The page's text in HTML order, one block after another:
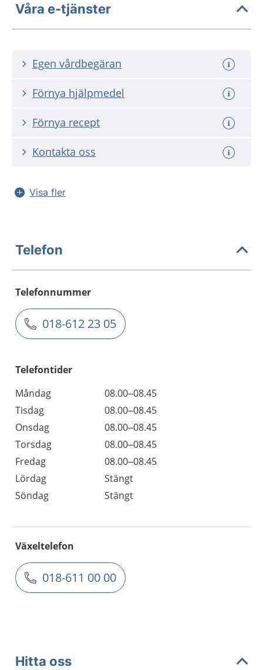
Våra e-tjänster
Egen vårdbegäran
Förnya hjälpmedel
Förnya recept
Kontakta oss
Visa fler
Telefon
Telefonnummer
018-612 23 05
Telefontider
Måndag
08.00–08.45
Tisdag
08.00–08.45
Onsdag
08.00–08.45
Torsdag
08.00–08.45
Fredag
08.00–08.45
Lördag
Stängt
Söndag
Stängt
Växeltelefon
018-611 00 00
Hitta oss